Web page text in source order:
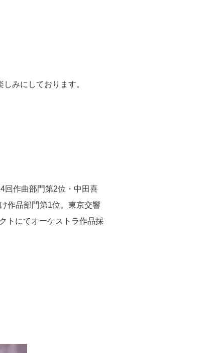
みにしております。
回作曲部門第2位・中田喜
作品部門第1位。東京交響
トにてオーケストラ作品採